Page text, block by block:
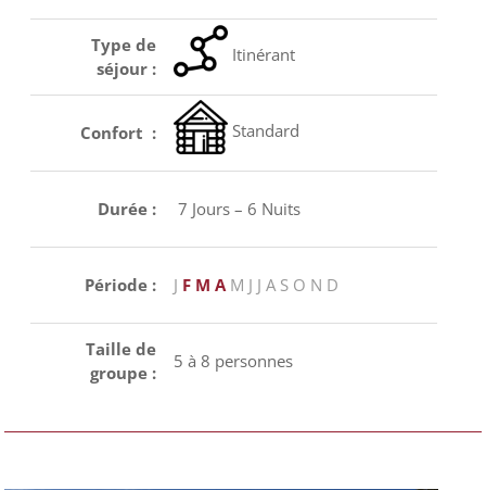
Type de
séjour :
Itinérant
Confort : Standard
Durée : 7 Jours – 6 Nuits
Période : J F M A M J JA S O N D
Taille de
groupe :
5 à 8 personnes